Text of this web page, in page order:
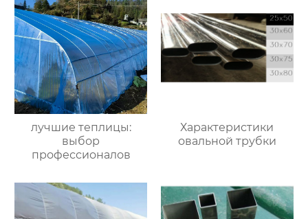
лучшие теплицы:
выбор
профессионалов
Характеристики
овальной трубки